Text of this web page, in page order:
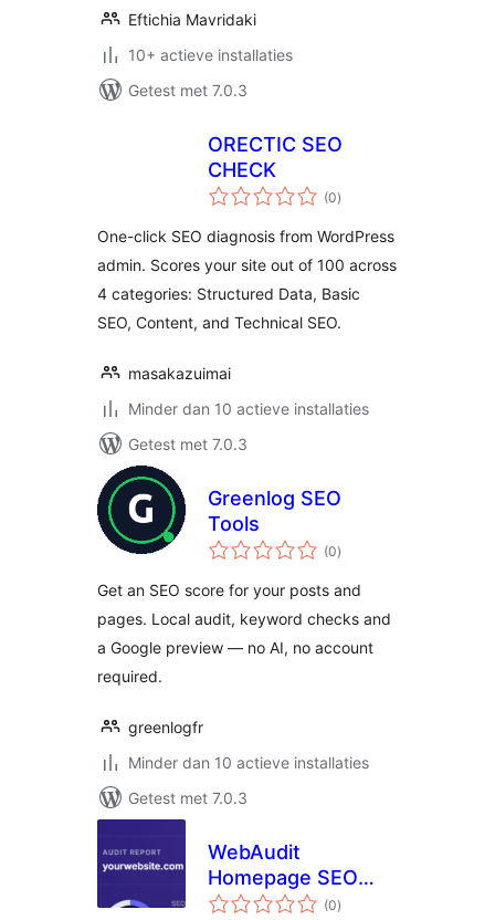
Eftichia Mavridaki
10+ actieve installaties
Getest met 7.0.3
ORECTIC SEO
CHECK
(0totaal
waarderingen
)
One-click SEO diagnosis from WordPress
admin. Scores your site out of 100 across
4 categories: Structured Data, Basic
SEO, Content, and Technical SEO.
masakazuimai
Minder dan 10 actieve installaties
Getest met 7.0.3
Greenlog SEO
Tools
(0totaal
waarderingen
)
Get an SEO score for your posts and
pages. Local audit, keyword checks and
a Google preview — no AI, no account
required.
greenlogfr
Minder dan 10 actieve installaties
Getest met 7.0.3
WebAudit
Homepage SEO
Checker
(0totaal
waarderingen
)